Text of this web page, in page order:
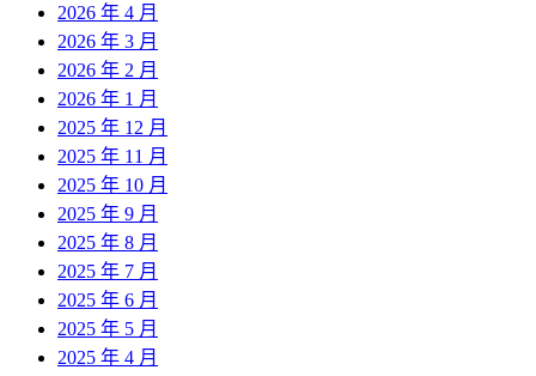
2026 年 4 月
2026 年 3 月
2026 年 2 月
2026 年 1 月
2025 年 12 月
2025 年 11 月
2025 年 10 月
2025 年 9 月
2025 年 8 月
2025 年 7 月
2025 年 6 月
2025 年 5 月
2025 年 4 月